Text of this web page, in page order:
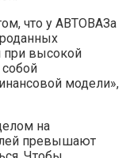
что у АВТОВАЗа
при высокой
модели»,
на
превышают